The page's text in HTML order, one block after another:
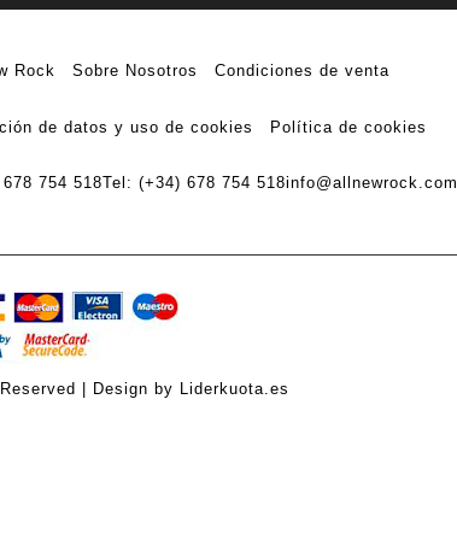
Rock Sobre Nosotros Condiciones de venta
de datos y uso de cookies Política de cookies
754 518Tel: (+34) 678 754 518info@allnewrock.com
| Design by Liderkuota.es